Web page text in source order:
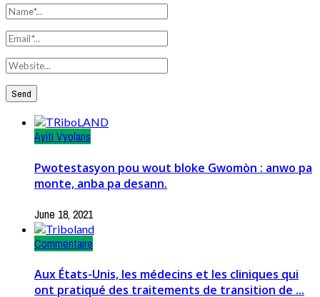
Ayiti Vyolans
Pwotestasyon pou wout bloke Gwomòn : anwo pa
monte, anba pa desann.
June 18, 2021
Commentaire
Aux États-Unis, les médecins et les cliniques qui
ont pratiqué des traitements de transition de ...